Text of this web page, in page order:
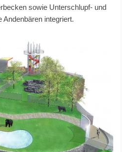
sowie Unterschlupf- und
Andenbären integriert.